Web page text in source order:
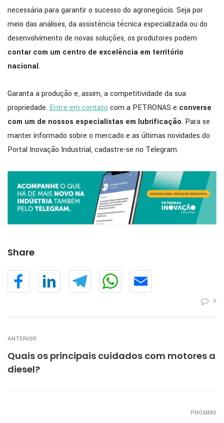
necessária para garantir o sucesso do agronegócio. Seja por
meio das análises, da assistência técnica especializada ou do
desenvolvimento de novas soluções, os produtores podem
contar com um centro de excelência em território
nacional.
Garanta a produção e, assim, a competitividade da sua
propriedade.Entre em contatocom a PETRONAS e converse
com um de nossos especialistas em lubrificação. Para se
manter informado sobre o mercado e as últimas novidades do
Portal Inovação Industrial, cadastre-se no Telegram.
Share
0
ANTERIOR
Quais os principais cuidados com motores a
diesel?
PRÓXIMO